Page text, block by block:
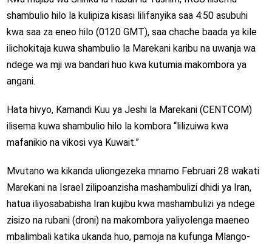
shambulio hilo la kulipiza kisasi lilifanyika saa 4:50 asubuhi
kwa saa za eneo hilo (0120 GMT), saa chache baada ya kile
ilichokitaja kuwa shambulio la Marekani karibu na uwanja wa
ndege wa mji wa bandari huo kwa kutumia makombora ya
angani.
Hata hivyo, Kamandi Kuu ya Jeshi la Marekani (CENTCOM)
ilisema kuwa shambulio hilo la kombora “lilizuiwa kwa
mafanikio na vikosi vya Kuwait.”
Mvutano wa kikanda uliongezeka mnamo Februari 28 wakati
Marekani na Israel zilipoanzisha mashambulizi dhidi ya Iran,
hatua iliyosababisha Iran kujibu kwa mashambulizi ya ndege
zisizo na rubani (droni) na makombora yaliyolenga maeneo
mbalimbali katika ukanda huo, pamoja na kufunga Mlango-